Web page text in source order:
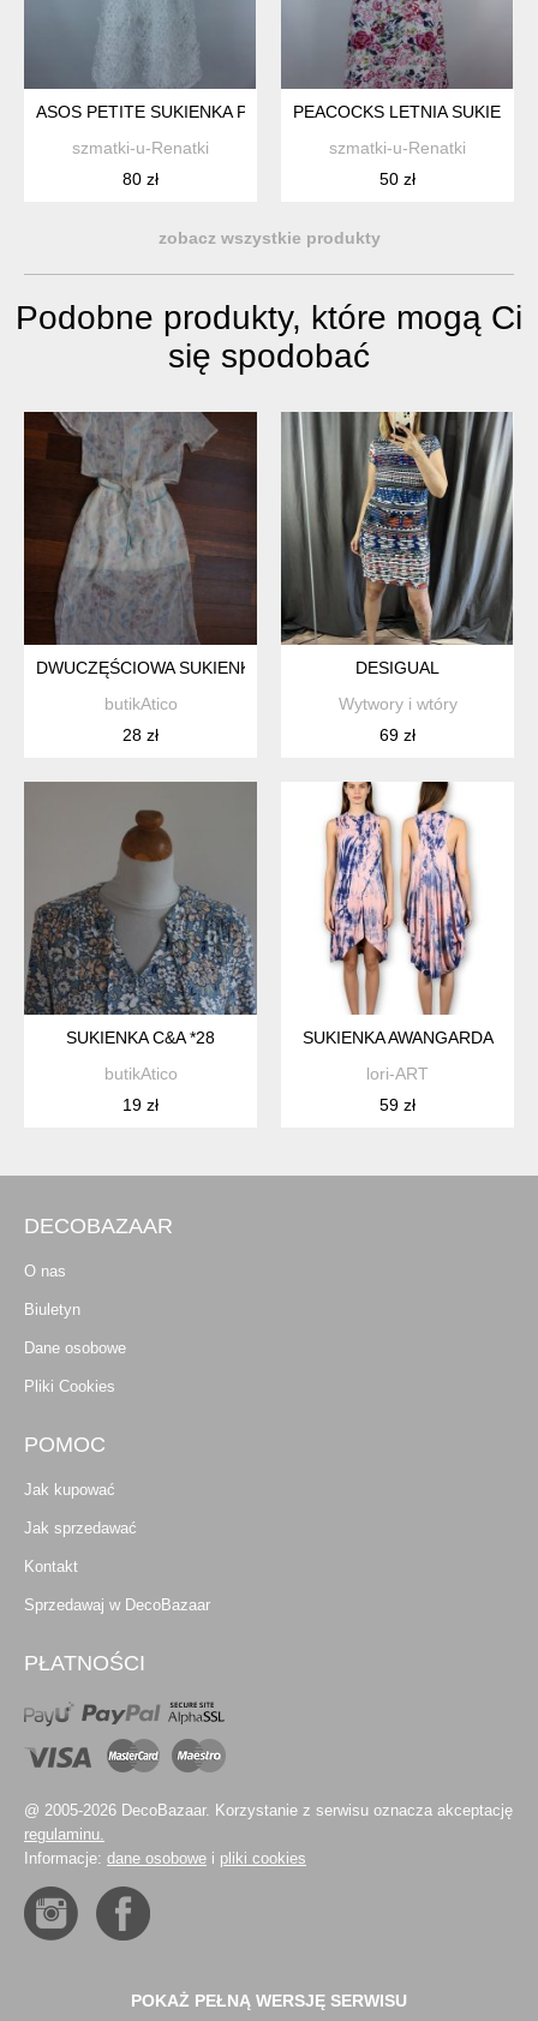
ASOS PETITE SUKIENKA PRZED KOLANO HAFT 12 / 38 Z
szmatki-u-Renatki
80 zł
PEACOCKS LETNIA
szmatki-u-Renatki
50 zł
zobacz wszystkie produkty
Podobne produkty, które mogą Ci
się spodobać
DWUCZĘŚCIOWA SUKIENKA #24
butikAtico
28 zł
DESIGUAL
Wytwory i wtóry
69 zł
SUKIENKA C&A *28
butikAtico
19 zł
SUKIENKA AWANGARDA
lori-ART
59 zł
DECOBAZAAR
O nas
Biuletyn
Dane osobowe
Pliki Cookies
POMOC
Jak kupować
Jak sprzedawać
Kontakt
Sprzedawaj w DecoBazaar
PŁATNOŚCI
@ 2005-2026 DecoBazaar. Korzystanie z serwisu oznacza akceptację
regulaminu.
Informacje: dane osobowe i pliki cookies
POKAŻ PEŁNĄ WERSJĘ SERWISU